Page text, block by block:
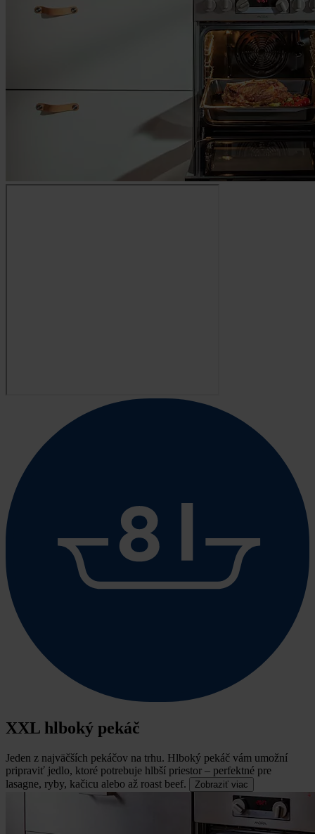
XXL hlboký pekáč
Jeden z najväčších pekáčov na trhu. Hlboký pekáč vám umožní
pripraviť jedlo, ktoré potrebuje hlbší priestor – perfektné pre
lasagne, ryby, kačicu alebo až roast beef.
Zobraziť viac